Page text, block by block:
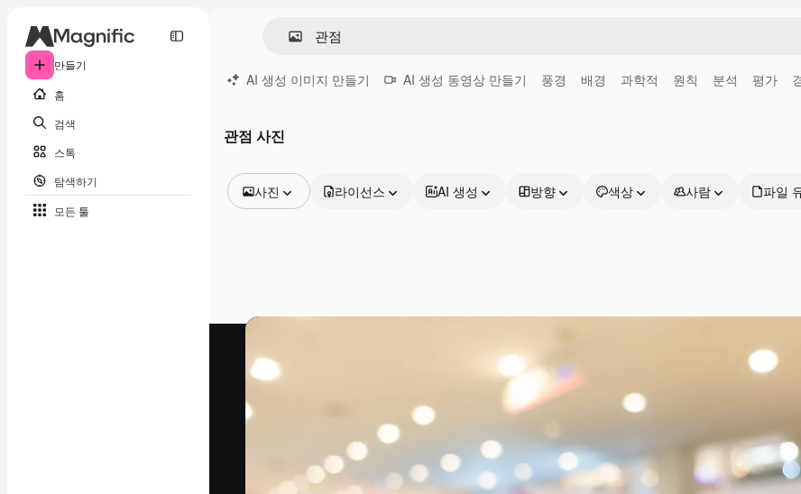
만들기
홈
검색
스톡
탐색하기
모든 툴
AI 생성 이미지 만들기 AI 생성 동영상 만들기 풍경 배경 과학적 원칙 분석 평가
관점 사진
사진
동영상
모션 그래픽
동영상 템플릿
아이콘
3D 모델
글꼴
라이선스 AI 생성 방향 색상 사람 파일
최고의 결과물을 이끌어내는 크리에이티브
플랫폼. 크리에이터, 엔터프라이즈, 에이전시,
스튜디오를 아우르는 100만 명 이상의 구독
프로덕트
AI 어시스턴트
AI 이미지 생성기
Academy
문서
지원